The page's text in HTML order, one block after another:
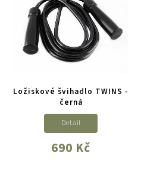
Ložiskové švihadlo TWINS -
černá
690 Kč
Detail